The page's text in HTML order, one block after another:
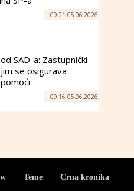
09:21 05.06.2026.
SAD-a: Zastupnički
se osigurava
09:16 05.06.2026.
Teme Crna kronika